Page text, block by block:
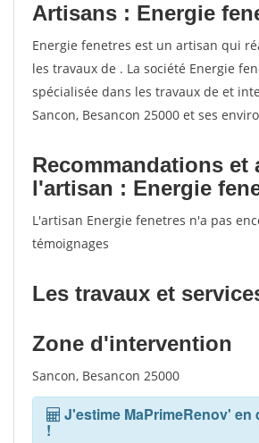
Artisans : Energie
Energie fenetres est un artisan qui
les travaux de . La société Energie
spécialisée dans les travaux de et
Sancon, Besancon 25000 et ses
Recommandations et
l'artisan : Energie
L'artisan Energie fenetres n'a pas
témoignages
Les travaux et
Zone d'intervention
Sancon, Besancon 25000